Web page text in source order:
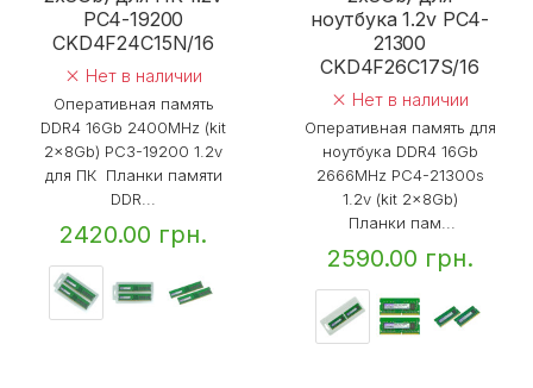
PC4-19200
CKD4F24C15N/16
Нет в наличии
Оперативная память
DDR4 16Gb 2400MHz (kit
2x8Gb) PC3-19200 1.2v
для ПК Планки памяти
DDR...
2420.00 грн.
ноутбука 1.2v PC4-
21300
CKD4F26C17S/16
Нет в наличии
Оперативная память для
ноутбука DDR4 16Gb
2666MHz PC4-21300s
1.2v (kit 2x8Gb)
Планки пам...
2590.00 грн.